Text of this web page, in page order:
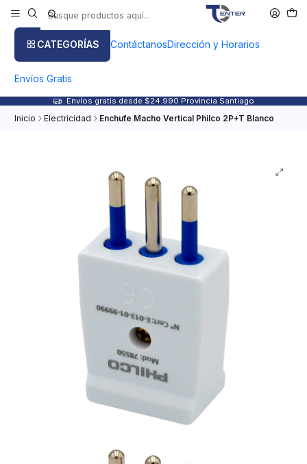
CATEGORÍAS ContáctanosDirección y Horarios
Envíos Gratis
Envíos gratis desde $24.990 Provincia Santiago
Inicio Electricidad Enchufe Macho Vertical Philco 2P+T Blanco